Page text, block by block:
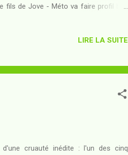
fils de Jove - Méto va faire profil bas
avant, sans doute, d'avoir compris
LIRE LA SUITE
cruauté inédite : l'un des cinq